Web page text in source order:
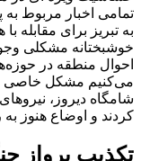
تمامی اخبار مربوط به
به تبریز برای مقابله
خوشبختانه مشکلی
احوال منطقه در
می‌کنیم مشکل خاصی
شامگاه دیروز،
کردند و اوضاع هنوز
تکذیب پرواز